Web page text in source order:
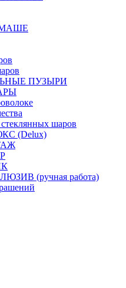
МАШЕ
ПУЗЫРИ
шаров
(Delux)
(ручная работа)